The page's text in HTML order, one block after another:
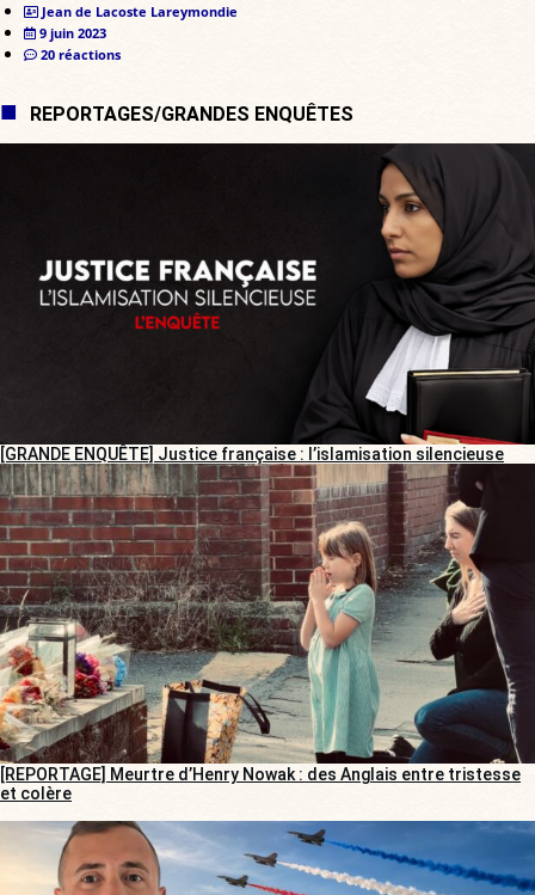
Jean de Lacoste Lareymondie
9 juin 2023
20 réactions
REPORTAGES/GRANDES ENQUÊTES
[GRANDE ENQUÊTE] Justice française : l’islamisation silencieuse
[REPORTAGE] Meurtre d’Henry Nowak : des Anglais entre tristesse
et colère